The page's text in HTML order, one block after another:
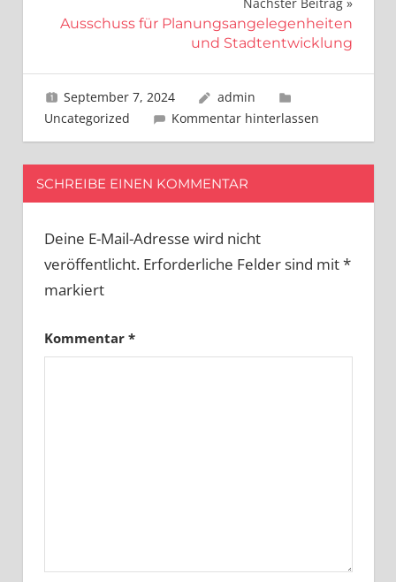
Ausschuss für Planungsangelegenheiten
und Stadtentwicklung
September 7, 2024
admin
Uncategorized
Kommentar hinterlassen
SCHREIBE EINEN KOMMENTAR
Deine E-Mail-Adresse wird nicht
veröffentlicht. Erforderliche Felder sind mit*
markiert
Kommentar *